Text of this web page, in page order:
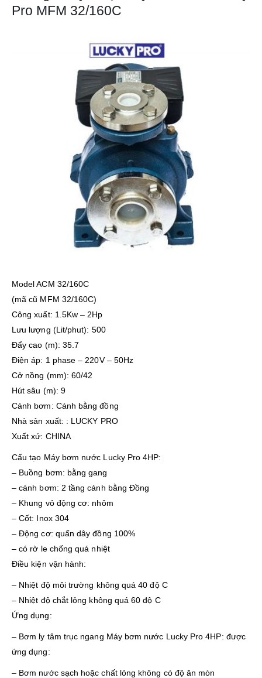
Pro MFM 32/160C
Model ACM 32/160C
(mã cũ MFM 32/160C)
Công xuất: 1.5Kw – 2Hp
Lưu lượng (Lit/phut): 500
Đẩy cao (m): 35.7
Điện áp: 1 phase – 220V – 50Hz
Cở nồng (mm): 60/42
Hút sâu (m): 9
Cánh bơm: Cánh bằng đồng
Nhà sản xuất: : LUCKY PRO
Xuất xứ: CHINA
Cấu tạo Máy bơm nước Lucky Pro 4HP:
– Buồng bơm: bằng gang
– cánh bơm: 2 tầng cánh bằng Đồng
– Khung vỏ động cơ: nhôm
– Cốt: Inox 304
– Động cơ: quấn dây đồng 100%
– có rờ le chống quá nhiệt
Điều kiện vận hành:
– Nhiệt độ môi trường không quá 40 độ C
– Nhiệt độ chắt lỏng không quá 60 độ C
Ứng dụng:
– Bơm ly tâm trục ngang Máy bơm nước Lucky Pro 4HP: được
ứng dụng:
– Bơm nước sạch hoặc chất lỏng không có độ ăn mòn